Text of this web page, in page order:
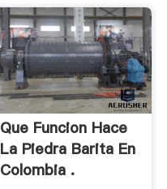
Que Funcion Hace
La Piedra Barita En
Colombia .